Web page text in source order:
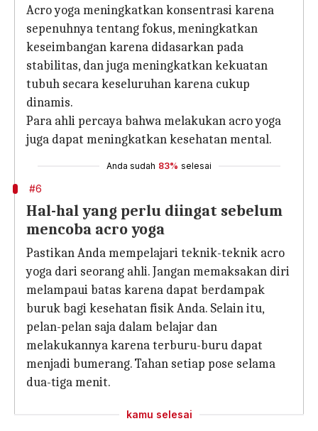
Acro yoga meningkatkan konsentrasi karena
sepenuhnya tentang fokus, meningkatkan
keseimbangan karena didasarkan pada
stabilitas, dan juga meningkatkan kekuatan
tubuh secara keseluruhan karena cukup
dinamis.
Para ahli percaya bahwa melakukan acro yoga
juga dapat meningkatkan kesehatan mental.
Anda sudah 83% selesai
#6
Hal-hal yang perlu diingat sebelum
mencoba acro yoga
Pastikan Anda mempelajari teknik-teknik acro
yoga dari seorang ahli. Jangan memaksakan diri
melampaui batas karena dapat berdampak
buruk bagi kesehatan fisik Anda. Selain itu,
pelan-pelan saja dalam belajar dan
melakukannya karena terburu-buru dapat
menjadi bumerang. Tahan setiap pose selama
dua-tiga menit.
kamu selesai